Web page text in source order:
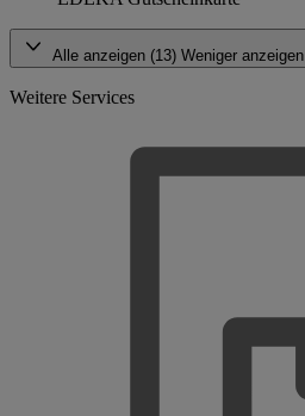
Alle anzeigen (13) Weniger anzeigen
Weitere Services